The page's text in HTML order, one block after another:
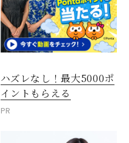
ハズレなし！最大5000ポ
イントもらえる
PR